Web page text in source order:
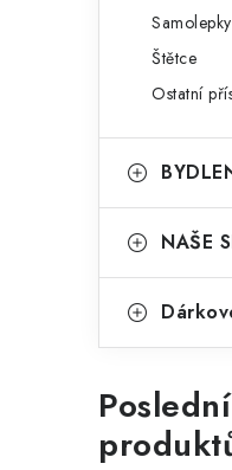
Samolepky
Štětce
Ostatní
NAŠE